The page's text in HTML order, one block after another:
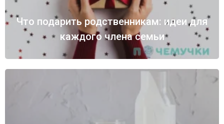
Что подарить родственникам: идеи для
каждого члена семьи